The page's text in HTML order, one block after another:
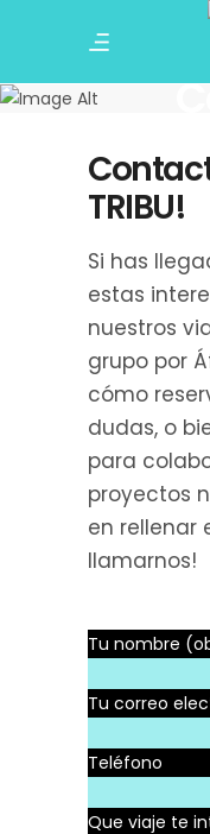
TRIBU!
Si has
estas
nuestros
grupo por
cómo
dudas, o
para
proyectos
en rellenar
llamarnos!
Tu nombre
Tu correo
Teléfono
Que viaje te